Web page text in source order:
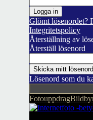
Glömt lösenordet?
Integritetspolicy
Återställning av
Återställ lösenord
Lösenord som du
Fotouppdrag